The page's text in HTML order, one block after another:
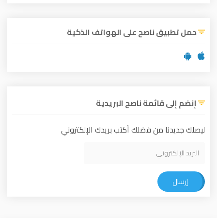
حمل تطبيق ناصح على الهواتف الذكية
إنضم إلى قائمة ناصح البريدية
ليصلك جديدنا من فضلك أكتب بريدك الإلكتروني
إرسال